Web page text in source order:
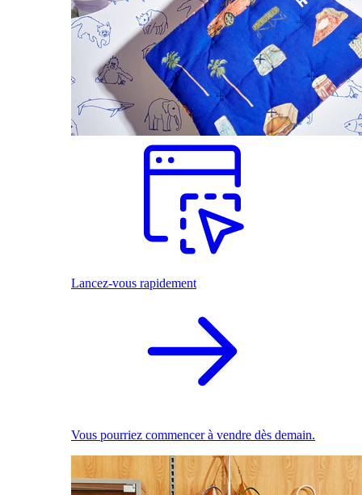
Lancez-vous rapidement
Vous pourriez commencer à vendre dès demain.